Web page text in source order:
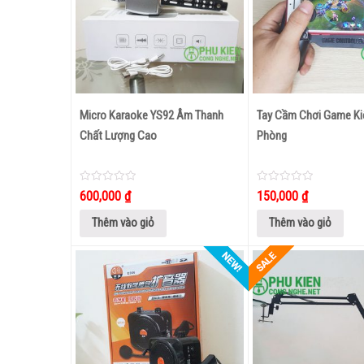
Micro Karaoke YS92 Âm Thanh
Chất Lượng Cao
0
out
600,000 ₫
Thêm vào giỏ
Tay Cầm Chơi Game
Phòng
0
out
150,000 ₫
Thêm vào giỏ
Loa Nghe Nhạc Bluetooth E15